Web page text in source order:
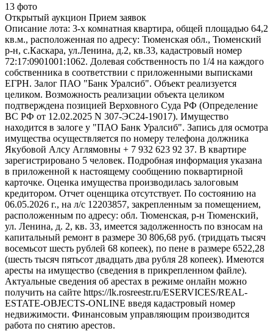
13 фото
Открытый аукцион Прием заявок
Описание лота: 3-х комнатная квартира, общей площадью 64,2
кв.м., расположенная по адресу: Тюменская обл., Тюменский
р-н, с.Каскара, ул.Ленина, д.2, кв.33, кадастровый номер
72:17:0901001:1062. Долевая собственность по 1/4 на каждого
собственника в соответствии с приложенными выписками
ЕГРН. Залог ПАО "Банк Уралсиб". Объект реализуется
целиком. Возможность реализации объекта целиком
подтверждена позицией Верховного Суда РФ (Определение
ВС РФ от 12.02.2025 N 307-ЭС24-19017). Имущество
находится в залоге у "ПАО Банк Уралсиб". Запись для осмотра
имущества осуществляется по номеру телефона должника
Якубовой Алсу Аглямовны + 7 932 623 92 37. В квартире
зарегистрировано 5 человек. Подробная информация указана
в приложенной к настоящему сообщению поквартирной
карточке. Оценка имущества производилась залоговым
кредитором. Отчет оценщика отсутствует. По состоянию на
06.05.2026 г., на л/с 12203857, закрепленным за помещением,
расположенным по адресу: обл. Тюменская, р-н Тюменский,
ул. Ленина, д. 2, кв. 33, имеется задолженность по взносам на
капитальный ремонт в размере 30 806,68 руб. (тридцать тысяч
восемьсот шесть рублей 68 копеек), по пене в размере 6522,28
(шесть тысяч пятьсот двадцать два рубля 28 копеек). Имеются
аресты на имущество (сведения в прикрепленном файле).
Актуальные сведения об арестах в режиме онлайн можно
получить на сайте https://lk.rosreestr.ru/ESERVICES/REAL-
ESTATE-OBJECTS-ONLINE введя кадастровый номер
недвижимости. Финансовым управляющим производится
работа по снятию арестов.